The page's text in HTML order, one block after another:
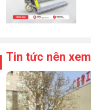
Tin tức nên xem